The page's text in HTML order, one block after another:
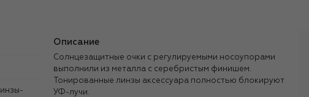
Описание
Солнцезащитные очки с регулируемыми носоупорами
выполнили из металла с серебристым финишем.
Тонированные линзы аксессуара полностью блокируют
УФ-лучи.